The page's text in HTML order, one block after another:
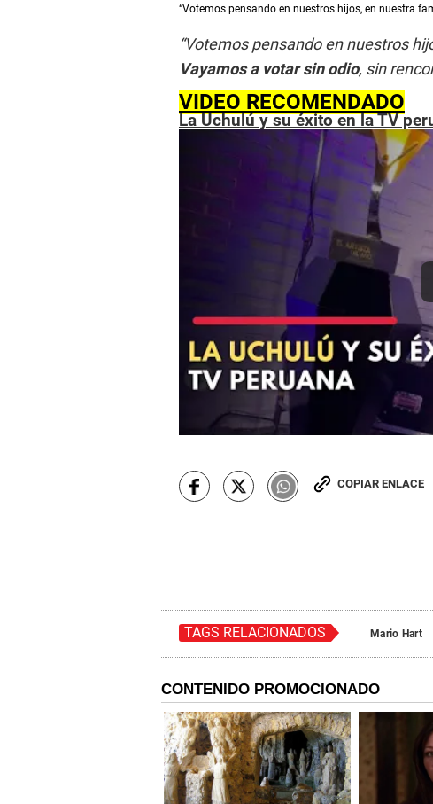
s
c
n
s
o
f
%
“Votemos pensando en nuestros hijos, en nuestra
“Votemos pensando en nuestros
Vayamos a votar sin odio, sin
VIDEO RECOMENDADO
La Uchulú y su éxito en la TV
COPIAR ENLACE
TAGS RELACIONADOS Mario Hart